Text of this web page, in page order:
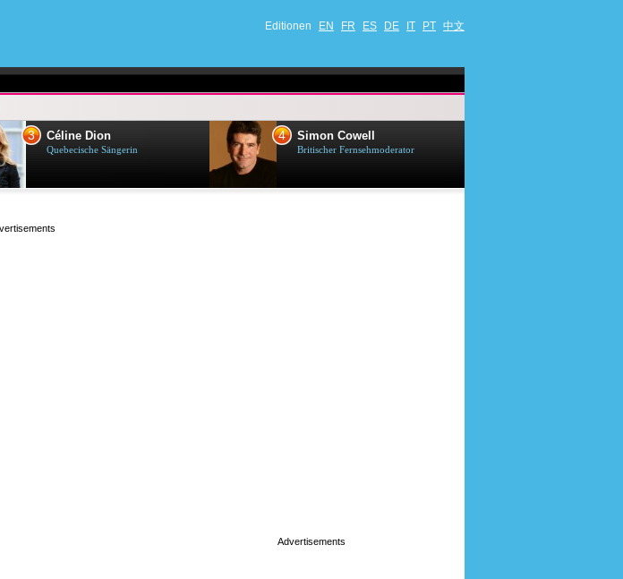
Editionen EN FR ES DE IT PT 中文
3 Céline Dion
Quebecische Sängerin
4 Simon Cowell
Britischer Fernsehmoderator